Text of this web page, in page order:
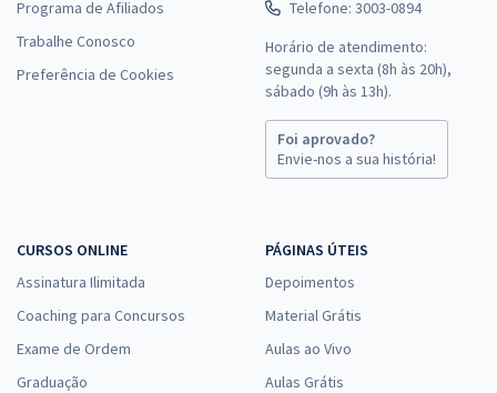
Programa de Afiliados
Trabalhe Conosco
Preferência de Cookies
Telefone: 3003-0894
Horário de atendimento:
segunda a sexta (8h às 20h),
sábado (9h às 13h).
Foi aprovado?
Envie-nos a sua história!
CURSOS ONLINE
Assinatura Ilimitada
Coaching para Concursos
Exame de Ordem
Graduação
PÁGINAS ÚTEIS
Depoimentos
Material Grátis
Aulas ao Vivo
Aulas Grátis